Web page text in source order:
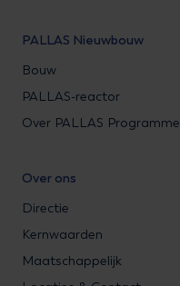
PALLAS Nieuwbouw
Bouw
PALLAS-reactor
Over PALLAS Programme
Over ons
Directie
Kernwaarden
Maatschappelijk